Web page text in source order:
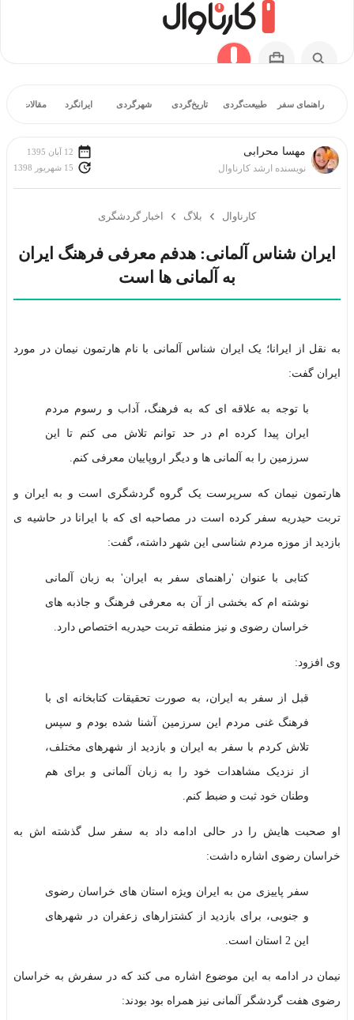
راهنمای سفر طبیعت‌گردی تاریخ‌گردی شهرگردی ایرانگرد مقالات
مهسا محرابی
نویسنده ارشد کارناوال
12 آبان 1395
15 شهریور 1398
کارناوال بلاگ اخبار گردشگری
ایران شناس آلمانی: هدفم معرفی فرهنگ ایران
به آلمانی ها است
به نقل از ایرانا؛ یک ایران شناس آلمانی با نام هارتمون نیمان در مورد
ایران گفت:
با توجه به علاقه ای که به فرهنگ، آداب و رسوم مردم
ایران پیدا کرده ام در حد توانم تلاش می کنم تا این
سرزمین را به آلمانی ها و دیگر اروپاییان معرفی کنم.
هارتمون نیمان که سرپرست یک گروه گردشگری است و به ایران و
تربت حیدریه سفر کرده است در مصاحبه ای که با ایرانا در حاشیه ی
بازدید از موزه مردم شناسی این شهر داشته، گفت:
کتابی با عنوان 'راهنمای سفر به ایران' به زبان آلمانی
نوشته ام که بخشی از آن به معرفی فرهنگ و جاذبه های
خراسان رضوی و نیز منطقه تربت حیدریه اختصاص دارد.
وی افزود:
قبل از سفر به ایران، به صورت تحقیقات کتابخانه ای با
فرهنگ غنی مردم این سرزمین آشنا شده بودم و سپس
تلاش کردم با سفر به ایران و بازدید از شهرهای مختلف،
از نزدیک مشاهدات خود را به زبان آلمانی و برای هم
وطنان خود ثبت و ضبط کنم.
او صحبت هایش را در حالی ادامه داد به سفر سل گذشته اش به
خراسان رضوی اشاره داشت:
سفر پاییزی من به ایران ویژه استان های خراسان رضوی
و جنوبی، برای بازدید از کشتزارهای زعفران در شهرهای
این 2 استان است.
نیمان در ادامه به این موضوع اشاره می کند که در سفرش به خراسان
رضوی هفت گردشگر آلمانی نیز همراه بود بودند: